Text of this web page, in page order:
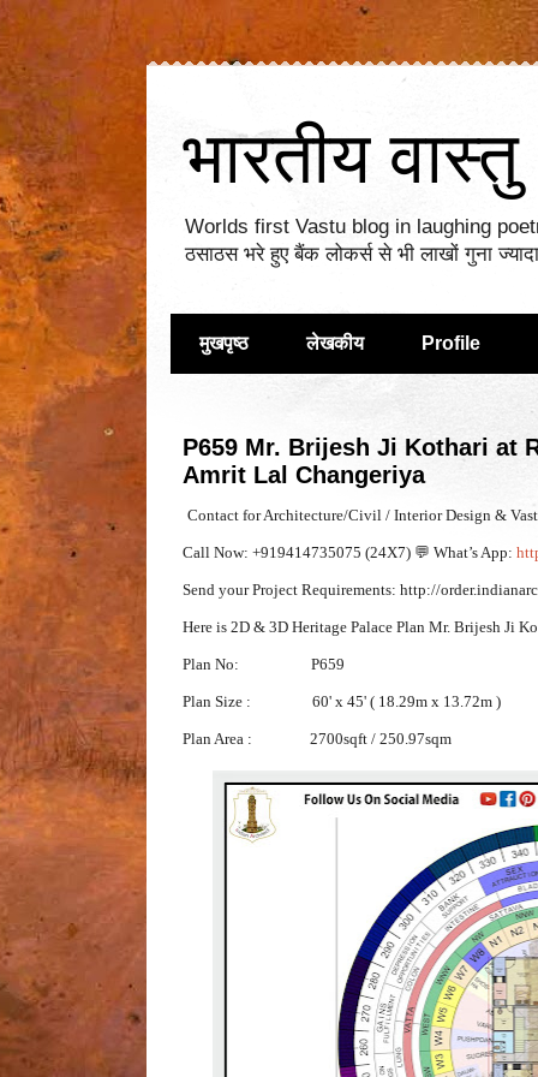
भारतीय
Worlds first Vastu blog in laughing
ठसाठस भरे हुए बैंक लोकर्स से भी लाखों गुना
मुखपृष्ठ लेखकीय Profile
P659 Mr. Brijesh Ji Kothari at
Amrit Lal Changeriya
Contact for Architecture/Civil / Interior Design &
Call Now: +919414735075 (24X7) 💬 What’s App:
Send your Project Requirements: http://
Here is 2D & 3D Heritage Palace Plan Mr. Brijesh Ji
Plan No: P659
Plan Size : 60' x 45' ( 18.29m x 13.72m )
Plan Area : 2700sqft / 250.97sqm